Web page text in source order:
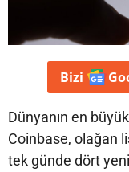
Bizi
Dünyanın en
Coinbase, olağan
tek günde dört